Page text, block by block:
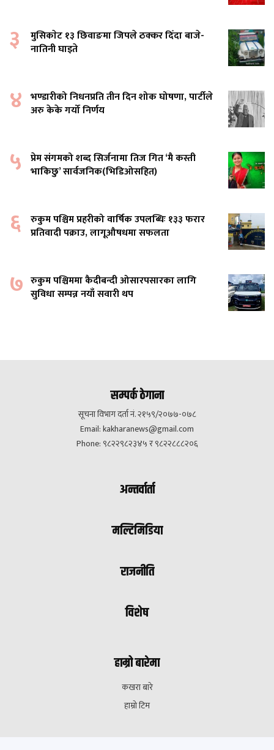
३
मुसिकाेट १३ छिवाङमा जिपले ठक्कर दिँदा बाजे-
नातिनी घाइते
४ भण्डारीको निधनप्रति तीन दिन शोक घोषणा, पार्टीले
अरु केके गर्यो निर्णय
५ प्रेम संगमको शब्द सिर्जनामा तिज गित ‘मै कस्ती
भाकिछु’ सार्वजनिक(भिडिओसहित)
६ रुकुम पश्चिम प्रहरीको वार्षिक उपलब्धिः १३३ फरार
प्रतिवादी पक्राउ, लागूऔषधमा सफलता
७ रुकुम पश्चिममा कैदीबन्दी ओसारपसारका लागि
सुविधा सम्पन्न नयाँ सवारी थप
सम्पर्क ठेगाना
सूचना विभाग दर्ता नं. २१५९/२०७७-०७८
Email:kakharanews@gmail.com
Phone: ९८२२९८२३४५ र ९८२२८८८२०६
अन्तर्वार्ता
मल्टिमिडिया
राजनीति
विशेष
हाम्रो बारेमा
कखरा बारे
हाम्रो टिम